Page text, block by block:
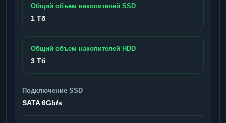
Общий объем накопителей SSD
1 Тб
Общий объем накопителей HDD
3 Тб
Подключение SSD
SATA 6Gb/s